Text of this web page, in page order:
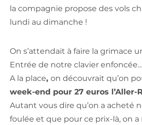
la compagnie propose des vols
lundi au dimanche !
On s’attendait à faire la grimace
Entrée de notre clavier enfoncée…
A la place, on découvrait qu’on
week-end pour 27 euros l’Aller-
Autant vous dire qu’on a acheté
foulée et que pour ce prix-là, on